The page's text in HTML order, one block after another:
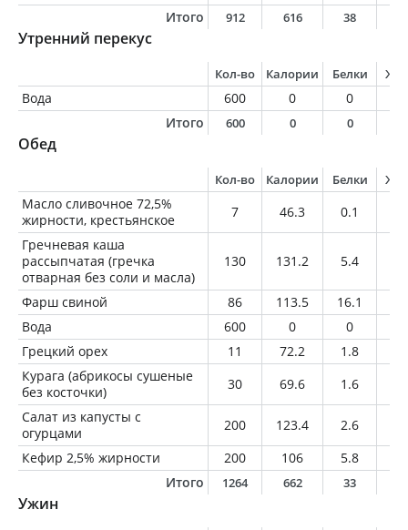
Итого
912 616 38
Утренний перекус
Кол-во Калории Белки
Вода 600 0 0
Итого
600 0 0
Обед
Кол-во Калории Белки
Масло сливочное 72,5%
жирности, крестьянское
7 46.3 0.1
Гречневая каша
рассыпчатая (гречка
отварная без соли и масла)
130 131.2 5.4
Фарш свиной 86 113.5 16.1
Вода
600 0 0
Грецкий орех
11 72.2 1.8
Курага (абрикосы сушеные
без косточки)
30 69.6 1.6
Салат из капусты с
огурцами
200 123.4 2.6
Кефир 2,5% жирности
200 106 5.8
Итого
1264 662 33
Ужин